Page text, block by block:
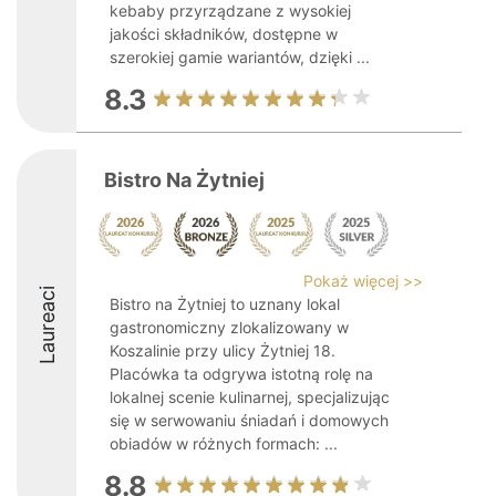
kebaby przyrządzane z wysokiej
jakości składników, dostępne w
szerokiej gamie wariantów, dzięki ...
8.3
Laureaci
Bistro Na Żytniej
Pokaż więcej >>
Bistro na Żytniej to uznany lokal
gastronomiczny zlokalizowany w
Koszalinie przy ulicy Żytniej 18.
Placówka ta odgrywa istotną rolę na
lokalnej scenie kulinarnej, specjalizując
się w serwowaniu śniadań i domowych
obiadów w różnych formach: ...
8.8